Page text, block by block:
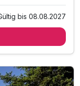
mit
bis 08.08.2027